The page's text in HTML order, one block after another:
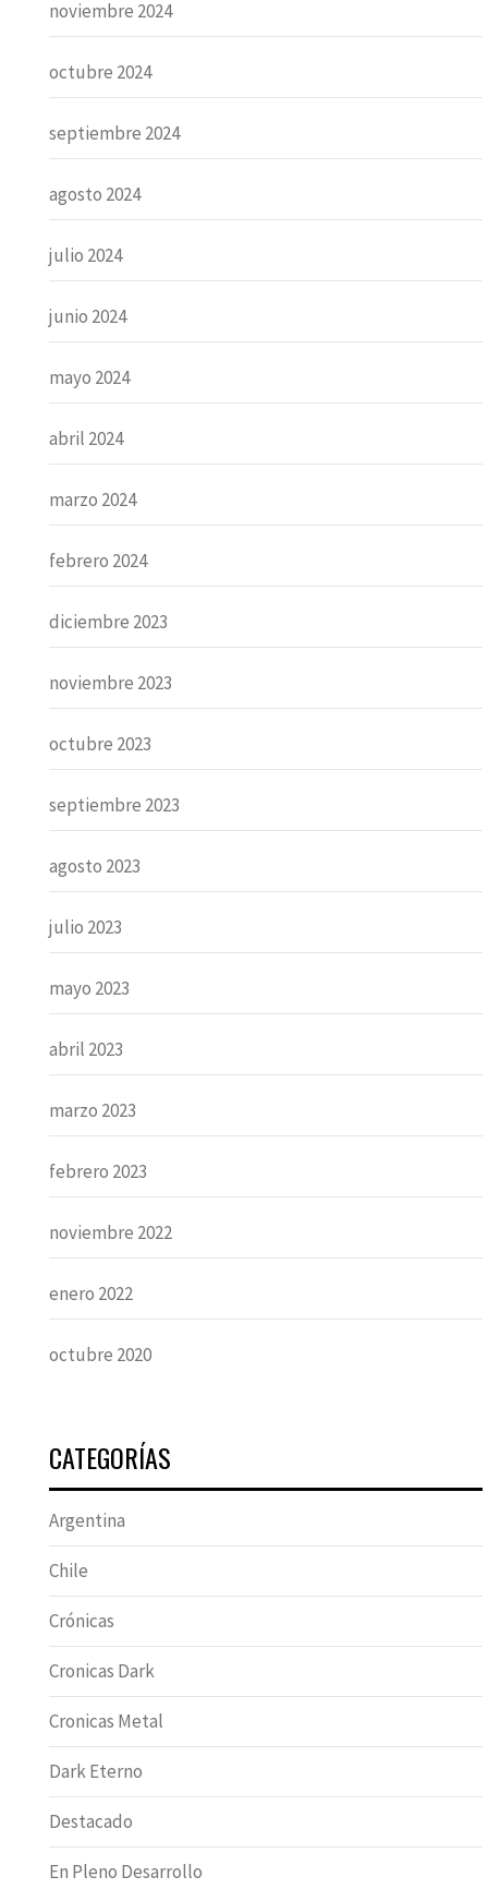
noviembre 2024
octubre 2024
septiembre 2024
agosto 2024
julio 2024
junio 2024
mayo 2024
abril 2024
marzo 2024
febrero 2024
diciembre 2023
noviembre 2023
octubre 2023
septiembre 2023
agosto 2023
julio 2023
mayo 2023
abril 2023
marzo 2023
febrero 2023
noviembre 2022
enero 2022
octubre 2020
CATEGORÍAS
Argentina
Chile
Crónicas
Cronicas Dark
Cronicas Metal
Dark Eterno
Destacado
En Pleno Desarrollo